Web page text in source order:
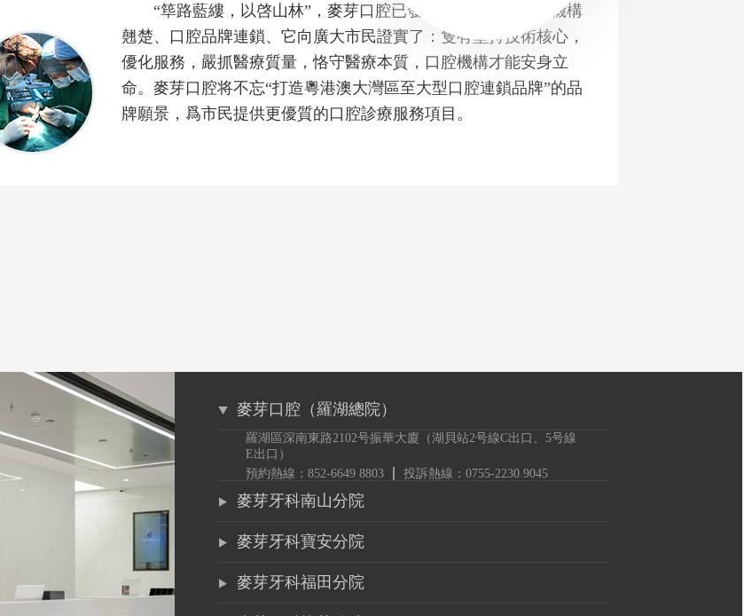
“筚路藍縷，以啓山林”，麥芽口腔已發展成深圳民營口腔機構
翹楚、口腔品牌連鎖、它向廣大市民證實了：隻有堅持技術核心，
優化服務，嚴抓醫療質量，恪守醫療本質，口腔機構才能安身立
命。麥芽口腔将不忘“打造粵港澳大灣區至大型口腔連鎖品牌”的品
牌願景，爲市民提供更優質的口腔診療服務項目。
麥芽口腔（羅湖總院）
羅湖區深南東路2102号振華大廈（湖貝站2号線C出口、5号線
E出口）
預約熱線：852-6649 8803
投訴熱線：0755-2230 9045
麥芽牙科南山分院
麥芽牙科寶安分院
麥芽牙科福田分院